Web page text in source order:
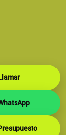
en
y servicio